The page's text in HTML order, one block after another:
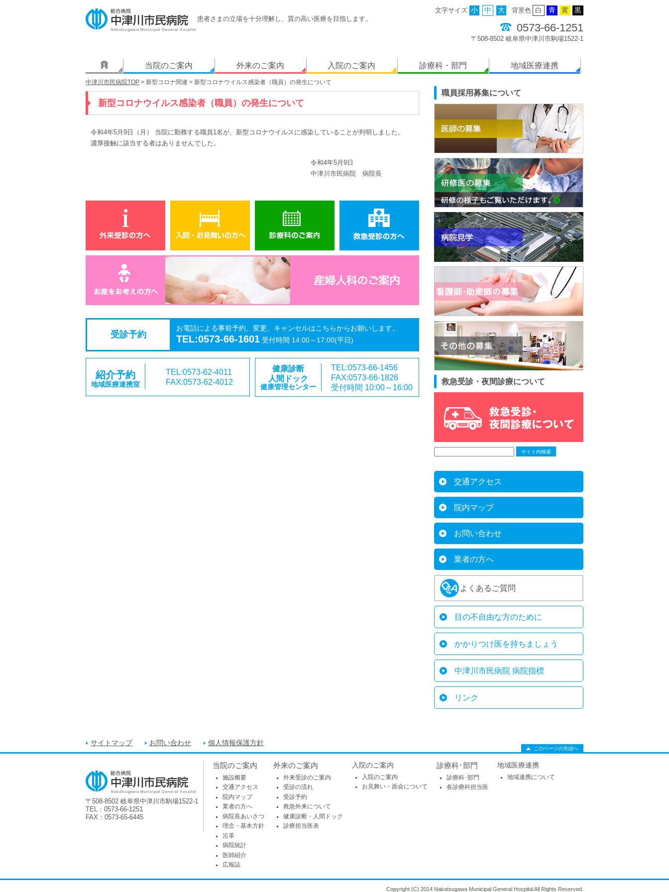
患者さまの立場を十分理解し、質の高い医療を目指します。
背景色 白 青 黄 黒
文字サイズ 小 中 大
0573-66-1251
〒508-8502 岐阜県中津川市駒場1522-1
当院のご案内 外来のご案内 入院のご案内 診療科・部門 地域医療連携
中津川市民病院TOP > 新型コロナ関連 > 新型コロナウイルス感染者（職員）の発生について
新型コロナウイルス感染者（職員）の発生について
令和4年5月9日（月） 当院に勤務する職員1名が、新型コロナウイルスに感染していることが判明しました。
濃厚接触に該当する者はありませんでした。
令和4年5月9日
中津川市民病院 病院長
受診予約
お電話による事前予約、変更、キャンセルはこちらからお願いします。
TEL:0573-66-1601 受付時間 14:00～17:00(平日)
紹介予約
地域医療連携室
TEL:0573-62-4011
FAX:0573-62-4012
健康診断
人間ドック
健康管理センター
TEL:0573-66-1456
FAX:0573-66-1826
受付時間 10:00～16:00
職員採用募集について
救急受診・夜間診療について
交通アクセス
院内マップ
お問い合わせ
業者の方へ
よくあるご質問
目の不自由な方のために
かかりつけ医を持ちましょう
中津川市民病院 病院指標
リンク
サイトマップ お問い合わせ 個人情報保護方針
このページの先頭へ
〒508-8502 岐阜県中津川市駒場1522-1
TEL：0573-66-1251
FAX：0573-65-6445
当院のご案内
施設概要
交通アクセス
院内マップ
業者の方へ
病院長あいさつ
理念・基本方針
沿革
病院統計
医師紹介
広報誌
外来のご案内
外来受診のご案内
受診の流れ
受診予約
救急外来について
健康診断・人間ドック
診療担当医表
入院のご案内
入院のご案内
お見舞い・面会について
診療科･部門
診療科･部門
各診療科担当医
地域医療連携
地域連携について
Copyright (C) 2014 Nakatsugawa Municipal General Hospital All Rights Reserved.